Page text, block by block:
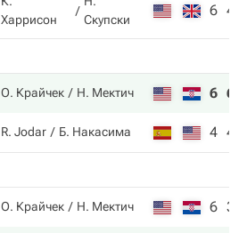
Харрисон
Скупски
6 4
О. Крайчек Н. Мектич 6 6
R. Jodar Б. Накаcима 4 4
О. Крайчек Н. Мектич 6 3